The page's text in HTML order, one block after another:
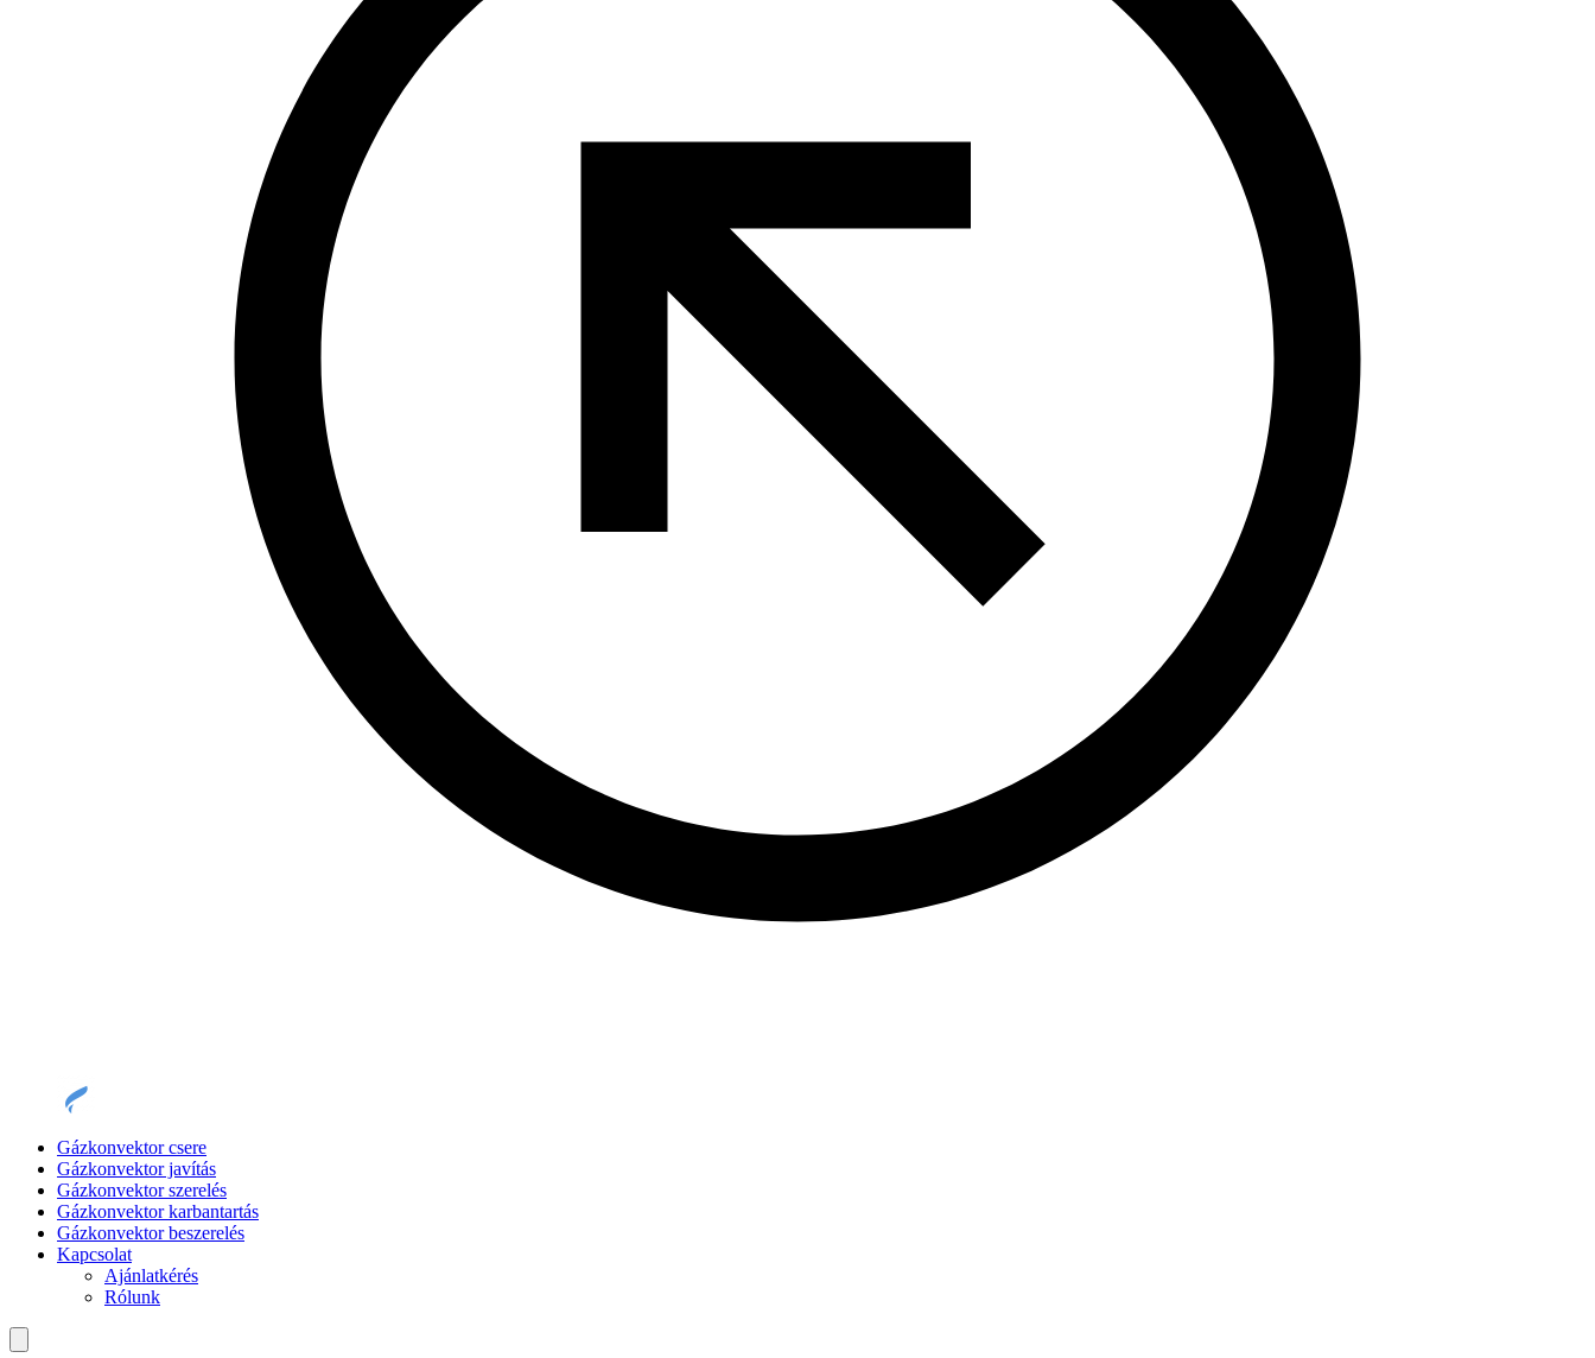
Gázkonvektor csere
Gázkonvektor javítás
Gázkonvektor szerelés
Gázkonvektor karbantartás
Gázkonvektor beszerelés
Kapcsolat
Ajánlatkérés
Rólunk